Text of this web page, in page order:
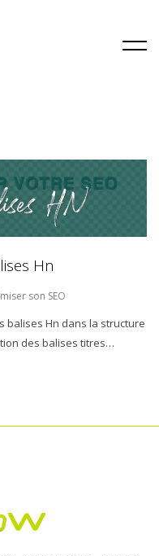
Hn
son SEO
balises Hn dans la structure
des balises titres…